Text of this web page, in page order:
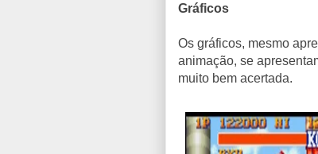
Gráficos
Os gráficos, mesmo
animação, se
muito bem acertada.